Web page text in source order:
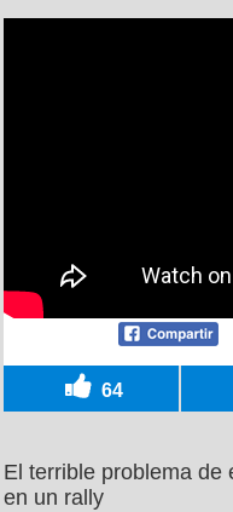
64
El terrible problema de
en un rally